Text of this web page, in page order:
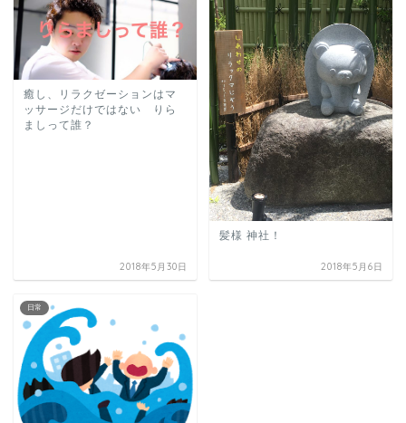
癒し、リラクゼーションはマ
ッサージだけではない りら
ましって誰？
2018年5月30日
髪様 神社！
2018年5月6日
日常